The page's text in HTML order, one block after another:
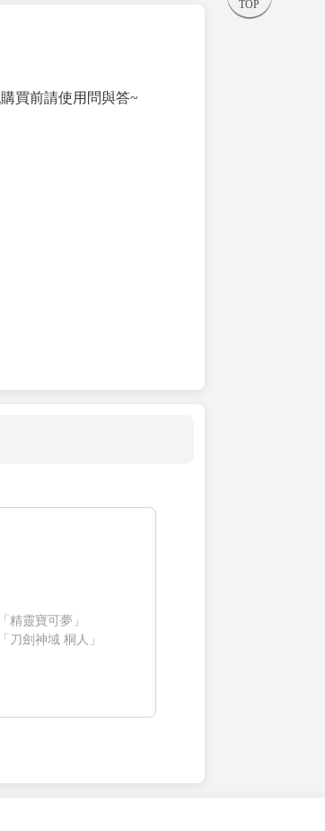
TOP
買前請使用問與答~
精靈寶可夢」
刀劍神域 桐人」